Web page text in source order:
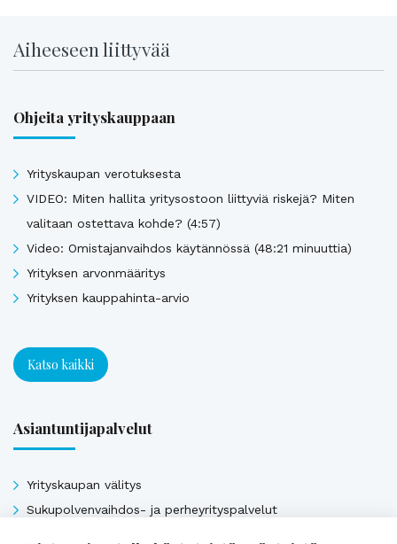
Aiheeseen liittyvää
Ohjeita yrityskauppaan
Yrityskaupan verotuksesta
VIDEO: Miten hallita yritysostoon liittyviä riskejä? Miten
valitaan ostettava kohde? (4:57)
Video: Omistajanvaihdos käytännössä (48:21 minuuttia)
Yrityksen arvonmääritys
Yrityksen kauppahinta-arvio
Katso kaikki
Asiantuntijapalvelut
Yrityskaupan välitys
Sukupolvenvaihdos- ja perheyrityspalvelut